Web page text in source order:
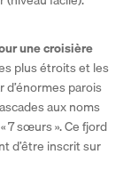
une croisière
plus étroits et les
parois
aux noms
7 sœurs ». Ce fjord
d’être inscrit sur